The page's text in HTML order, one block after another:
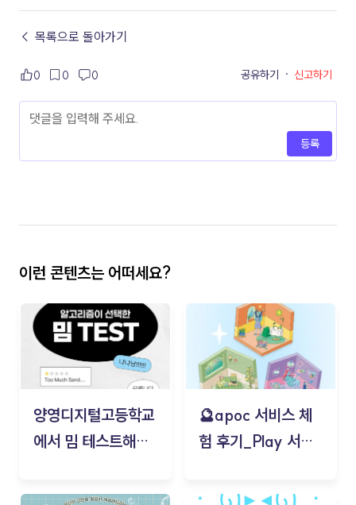
← 목록으로 돌아가기
0 0 0 공유하기 · 신고하기
등록
이런 콘텐츠는 어떠세요?
양영디지털고등학교
에서 밈 테스트해보
🔮apoc 서비스 체
험 후기_Play 서비
김태현